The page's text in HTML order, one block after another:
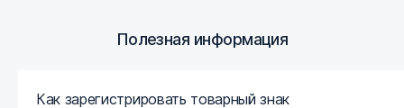
Полезная информация
Как зарегистрировать товарный знак